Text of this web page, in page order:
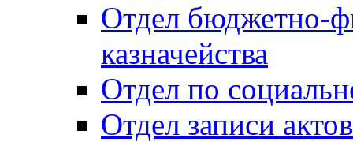
Отдел бюджетно-
казначейства
Отдел по
Отдел записи